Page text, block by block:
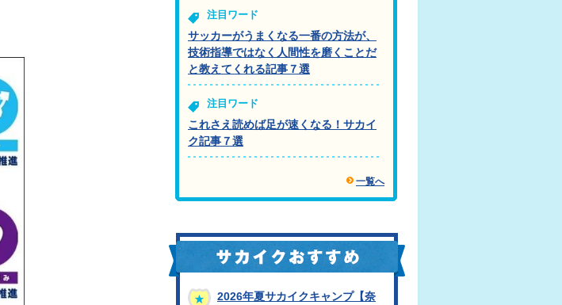
注目ワード
サッカーがうまくなる一番の方法が、
技術指導ではなく人間性を磨くことだ
と教えてくれる記事７選
注目ワード
これさえ読めば足が速くなる！サカイ
ク記事７選
一覧へ
2026年夏サカイクキャンプ【奈